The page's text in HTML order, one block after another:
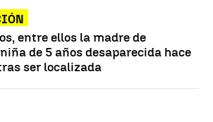
entre ellos la madre de
de 5 años desaparecida hace
ser localizada